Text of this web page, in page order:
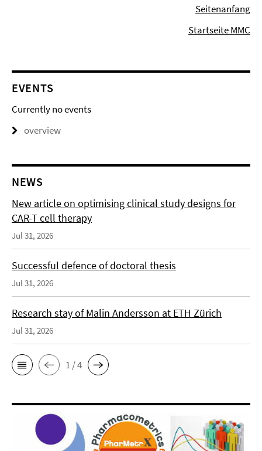
Seitenanfang
Startseite MMC
EVENTS
Currently no events
overview
NEWS
New article on optimising clinical study designs for
CAR-T cell therapy
Jul 31, 2026
Successful defence of doctoral thesis
Jul 31, 2026
Research stay of Malin Andersson at ETH Zürich
Jul 31, 2026
1 / 4